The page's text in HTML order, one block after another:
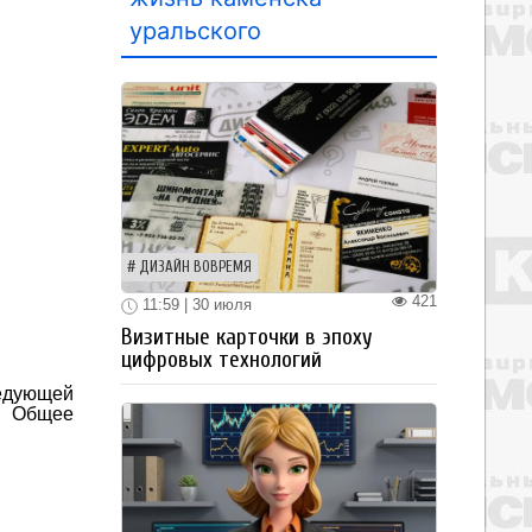
Общее
уральского
ДИЗАЙН ВОВРЕМЯ
421
11:59 | 30 июля
Визитные карточки в эпоху
цифровых технологий